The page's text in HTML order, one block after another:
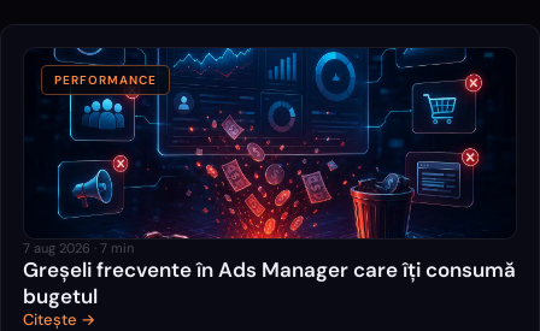
PERFORMANCE
7 aug 2026 · 7 min
Greșeli frecvente în Ads Manager care îți consumă
bugetul
Citește →